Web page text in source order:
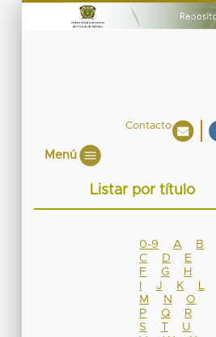
Contacto
Menú
Listar por título
0-9 A
B
C
D
E
F
G
H
J K
M
N
O
P
Q
R
S
T
U